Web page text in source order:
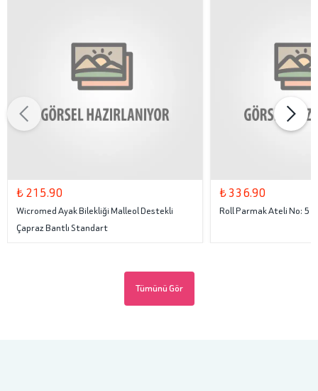
₺ 215.90
Wicromed Ayak Bilekliği Malleol Destekli
Çapraz Bantlı Standart
₺ 336.90
Roll Parmak Ateli No: 5
Tümünü Gör